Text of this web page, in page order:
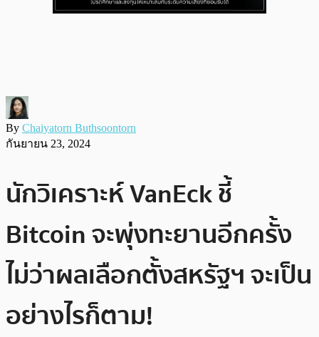
By Chaiyatorn Buthsoontorn
กันยายน 23, 2024
นักวิเคราะห์ VanEck ชี้
Bitcoin จะพุ่งทะยานอีกครั้ง
ไม่ว่าผลเลือกตั้งสหรัฐฯ จะเป็น
อย่างไรก็ตาม!